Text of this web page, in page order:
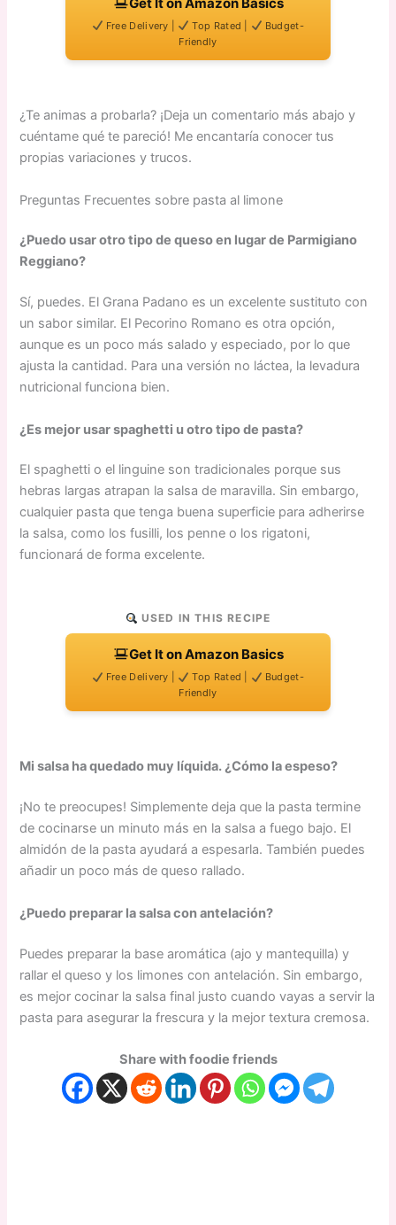
Free Delivery | Top Rated |
Budget-
Friendly
¿Te animas a probarla? ¡Deja un comentario más abajo y
cuéntame qué te pareció! Me encantaría conocer tus
propias variaciones y trucos.
Preguntas Frecuentes sobre pasta al limone
¿Puedo usar otro tipo de queso en lugar de Parmigiano
Reggiano?
Sí, puedes. El Grana Padano es un excelente sustituto con
un sabor similar. El Pecorino Romano es otra opción,
aunque es un poco más salado y especiado, por lo que
ajusta la cantidad. Para una versión no láctea, la levadura
nutricional funciona bien.
¿Es mejor usar spaghetti u otro tipo de pasta?
El spaghetti o el linguine son tradicionales porque sus
hebras largas atrapan la salsa de maravilla. Sin embargo,
cualquier pasta que tenga buena superficie para adherirse
la salsa, como los fusilli, los penne o los rigatoni,
funcionará de forma excelente.
USED IN THIS RECIPE
Get It on Amazon Basics
Free Delivery | Top Rated |
Budget-
Friendly
Mi salsa ha quedado muy líquida. ¿Cómo la espeso?
¡No te preocupes! Simplemente deja que la pasta termine
de cocinarse un minuto más en la salsa a fuego bajo. El
almidón de la pasta ayudará a espesarla. También puedes
añadir un poco más de queso rallado.
¿Puedo preparar la salsa con antelación?
Puedes preparar la base aromática (ajo y mantequilla) y
rallar el queso y los limones con antelación. Sin embargo,
es mejor cocinar la salsa final justo cuando vayas a servir la
pasta para asegurar la frescura y la mejor textura cremosa.
Share with foodie friends